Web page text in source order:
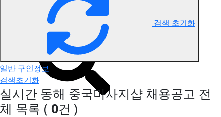
동해 중국마사지 구인정보
검색 초기화
일반 구인정보
검색초기화
실시간 동해 중국마사지샵 채용공고 전
체 목록 ( 0건 )